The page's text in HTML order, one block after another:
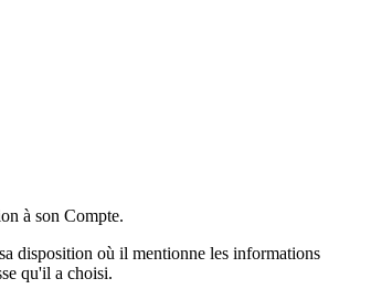
à son Compte.
disposition où il mentionne les informations
qu'il a choisi.